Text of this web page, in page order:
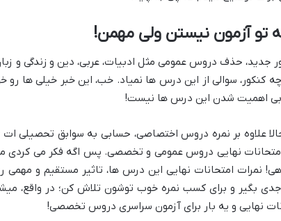
آزمون نیستن ولی مهمن!
جدید، حذف دروس عمومی مثل ادبیات، عربی، دین و زندگی و
کنکور، سوالی از این درس ها نمیاد. خب، این خبر خیلی ها رو
بی اهمیت شدن این درس ها نیست!
حالا علاوه بر نمره دروس اختصاصی، حسابی به سوابق تحصیلی
نهایی دروس عمومی و تخصصی. پس اگه فکر می کردی
نمرات امتحانات نهایی این درس ها، تاثیر مستقیم و مهمی
بگیر و برای کسب نمره خوب توشون تلاش کن؛ در واقع،
نهایی و یه بار برای آزمون سراسری دروس تخصصی!